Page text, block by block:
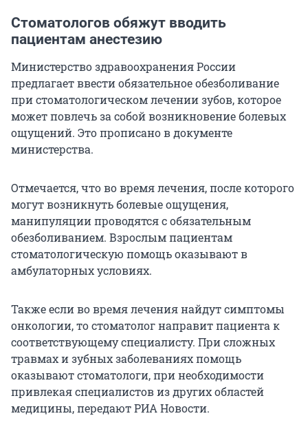
Стоматологов обяжут вводить
пациентам анестезию
Министерство здравоохранения России
предлагает ввести обязательное обезболивание
при стоматологическом лечении зубов, которое
может повлечь за собой возникновение болевых
ощущений. Это прописано в документе
министерства.
Отмечается, что во время лечения, после которого
могут возникнуть болевые ощущения,
манипуляции проводятся с обязательным
обезболиванием. Взрослым пациентам
стоматологическую помощь оказывают в
амбулаторных условиях.
Также если во время лечения найдут симптомы
онкологии, то стоматолог направит пациента к
соответствующему специалисту. При сложных
травмах и зубных заболеваниях помощь
оказывают стоматологи, при необходимости
привлекая специалистов из других областей
медицины, передают РИА Новости.